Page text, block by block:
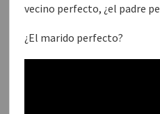
vecino perfecto, ¿el padre
¿El marido perfecto?